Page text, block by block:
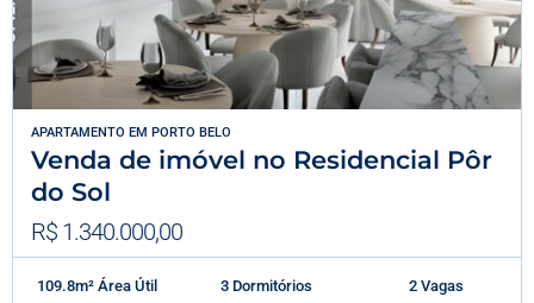
APARTAMENTO EM PORTO BELO
Venda de imóvel no Residencial Pôr
do Sol
R$ 1.340.000,00
109.8m² Área Útil 3 Dormitórios 2 Vagas